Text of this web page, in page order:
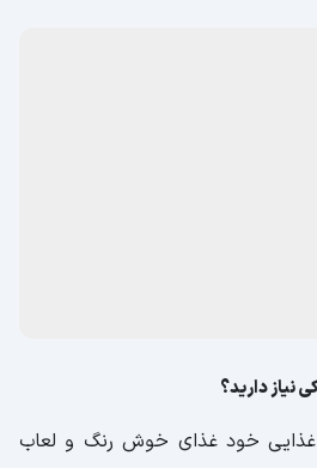
نیاز دارید؟
غذایی خود غذای خوش رنگ و لعاب